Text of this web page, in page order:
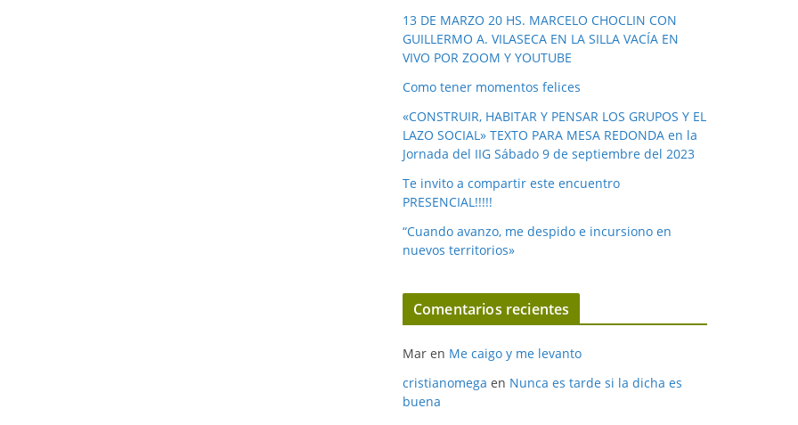
13 DE MARZO 20 HS. MARCELO CHOCLIN CON
GUILLERMO A. VILASECA EN LA SILLA VACÍA EN
VIVO POR ZOOM Y YOUTUBE
Como tener momentos felices
«CONSTRUIR, HABITAR Y PENSAR LOS GRUPOS Y EL
LAZO SOCIAL» TEXTO PARA MESA REDONDA en la
Jornada del IIG Sábado 9 de septiembre del 2023
Te invito a compartir este encuentro
PRESENCIAL!!!!!
“Cuando avanzo, me despido e incursiono en
nuevos territorios»
Comentarios recientes
Mar en Me caigo y me levanto
cristianomega en Nunca es tarde si la dicha es
buena